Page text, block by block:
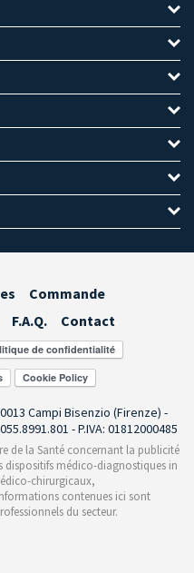
Commande
F.A.Q.
Contact
Campi Bisenzio (Firenze) -
- P.IVA: 01812000485
de la Santé concernant la publicité
dispositifs médico-diagnostiques in
chirurgicaux,
contenues ici sont
du secteur.